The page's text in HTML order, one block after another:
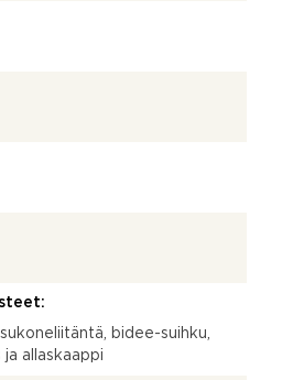
bidee-suihku,
ja allaskaappi